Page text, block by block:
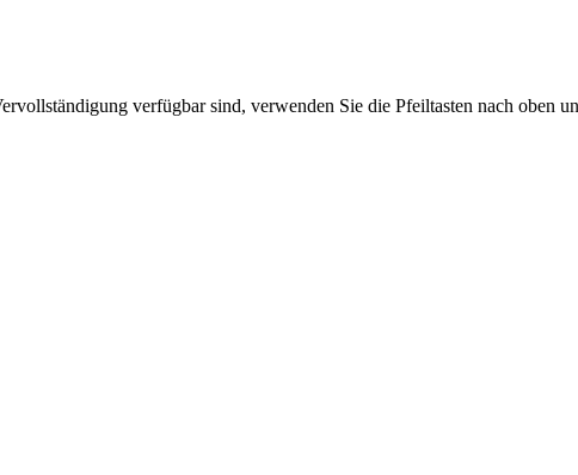
verfügbar sind, verwenden Sie die Pfeiltasten nach oben